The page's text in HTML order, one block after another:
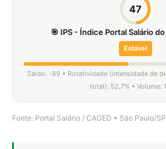
47
🎯 IPS - Índice Portal Salário
Estável
Saldo: -89 • Rotatividade (intensidade de
total): 52,7% • Volume:
Fonte: Portal Salário / CAGED • São Paulo/